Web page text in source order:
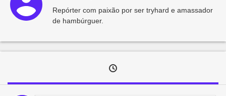
Repórter com paixão por ser tryhard e amassador
de hambúrguer.